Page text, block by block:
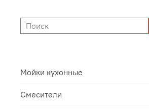
Мойки кухонные
Смесители